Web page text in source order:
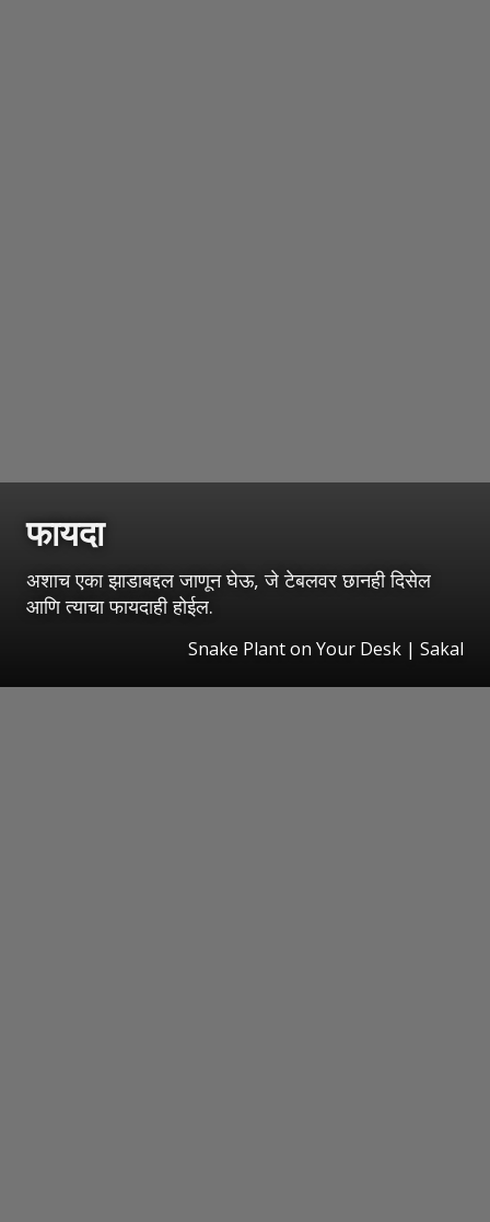
फायदा
अशाच एका झाडाबद्दल जाणून घेऊ, जे टेबलवर छानही दिसेल
आणि त्याचा फायदाही होईल.
Snake Plant on Your Desk | Sakal